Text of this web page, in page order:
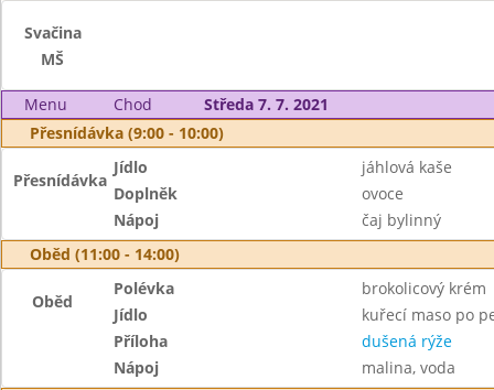
Svačina
MŠ
Menu Chod
Středa 7. 7. 2021
Přesnídávka (9:00 - 10:00)
Přesnídávka
Jídlo
jáhlová kaše
Doplněk
ovoce
Nápoj
čaj bylinný
Oběd (11:00 - 14:00)
Oběd
Polévka
brokolicový krém
Jídlo
kuřecí maso po
Příloha
dušená rýže
Nápoj
malina, voda